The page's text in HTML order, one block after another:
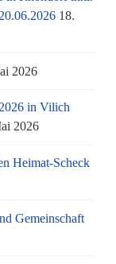
18.
2026
in Vilich
2026
Heimat-Scheck
Gemeinschaft